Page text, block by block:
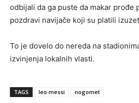
odbijali da ga puste da makar prođe
pozdravi navijače koji su platili
To je dovelo do nereda na
izvinjenja lokalnih vlasti.
TAGS leo messi nogomet